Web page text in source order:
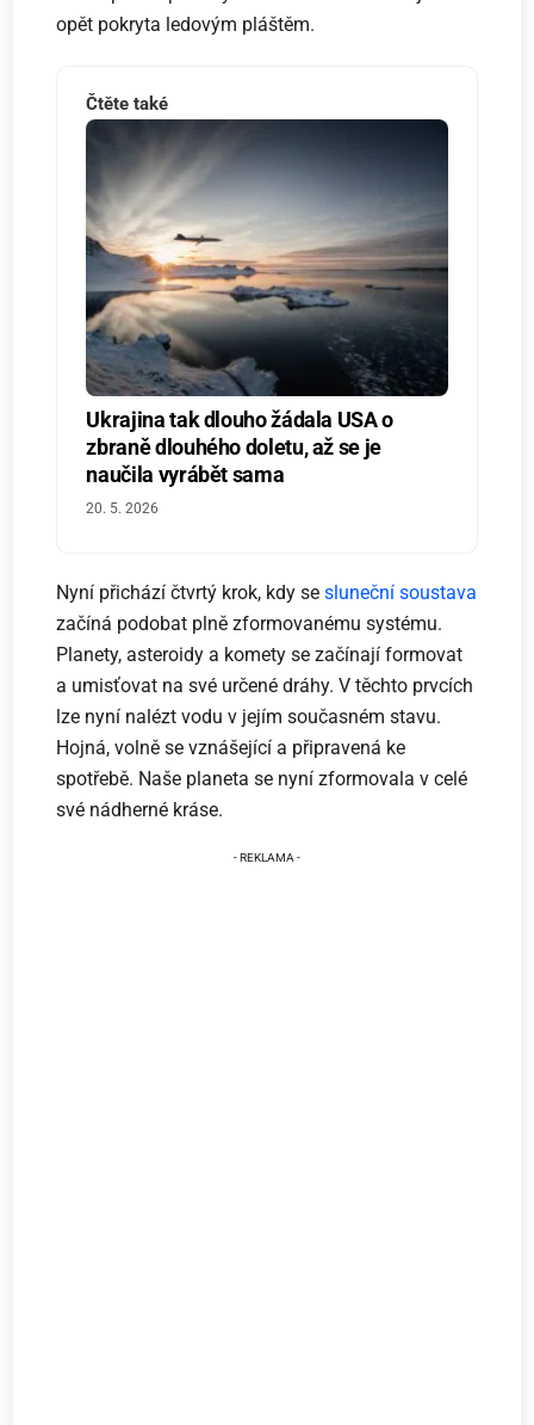
opět pokryta ledovým pláštěm.
Čtěte také
Ukrajina tak dlouho žádala USA o
zbraně dlouhého doletu, až se je
naučila vyrábět sama
20. 5. 2026
Nyní přichází čtvrtý krok, kdy sesluneční soustava
začíná podobat plně zformovanému systému.
Planety, asteroidy a komety se začínají formovat
a umisťovat na své určené dráhy. V těchto prvcích
lze nyní nalézt vodu v jejím současném stavu.
Hojná, volně se vznášející a připravená ke
spotřebě. Naše planeta se nyní zformovala v celé
své nádherné kráse.